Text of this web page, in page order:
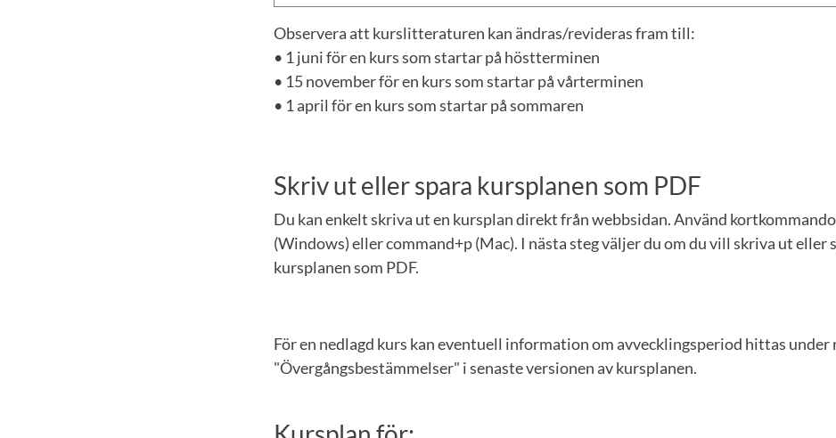
Observera att kurslitteraturen kan ändras/revideras fram till:
• 1 juni för en kurs som startar på höstterminen
• 15 november för en kurs som startar på vårterminen
• 1 april för en kurs som startar på sommaren
Skriv ut eller spara kursplanen som PDF
Du kan enkelt skriva ut en kursplan direkt från webbsidan. Använd
(Windows) eller command+p (Mac). I nästa steg väljer du om du vill skriva ut eller
kursplanen som PDF.
För en nedlagd kurs kan eventuell information om avvecklingsperiod hittas under
"Övergångsbestämmelser" i senaste versionen av kursplanen.